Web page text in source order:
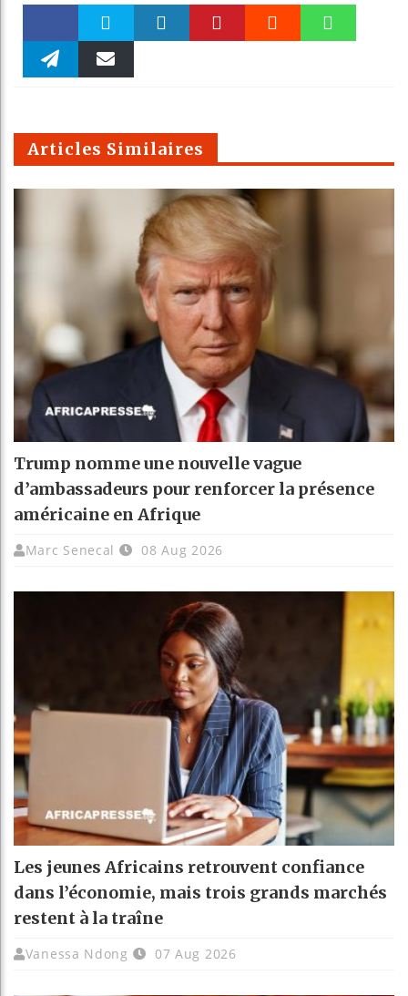
Faceboo Twitter
m
Articles Similaires
Trump nomme une nouvelle vague
d’ambassadeurs pour renforcer la présence
américaine en Afrique
Marc Senecal 08 Aug 2026
Les jeunes Africains retrouvent confiance
dans l’économie, mais trois grands marchés
restent à la traîne
Vanessa Ndong 07 Aug 2026